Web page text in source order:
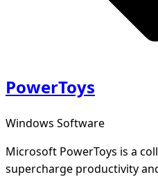
PowerToys
Windows Software
Microsoft PowerToys is a
supercharge productivity